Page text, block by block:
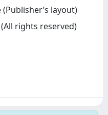
layout)
rights reserved)